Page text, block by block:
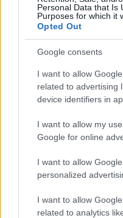
Personal Data that Is
Purposes for which it
Opted Out
Google consents
I want to allow
related to advertising
device identifiers in
I want to allow my
Google for online
I want to allow
personalized
I want to allow
related to analytics
A szárazföldi
sorok mellett az
vízummentes
Törökországba,
Azerbajdzsánba és
nagy része
jegyek árai pedig
„Drámai